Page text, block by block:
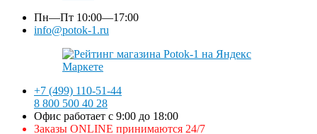
Пн—Пт 10:00—17:00
info@potok-1.ru
+7 (499) 110-51-44
8 800 500 40 28
Офис работает с 9:00 до 18:00
Заказы ONLINE принимаются 24/7